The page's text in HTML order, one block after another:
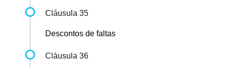
Cláusula 35
Descontos de faltas
Cláusula 36